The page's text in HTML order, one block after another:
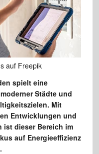
auf Freepik
spielt eine
Städte und
Mit
Entwicklungen und
dieser Bereich im
auf Energieeffizienz